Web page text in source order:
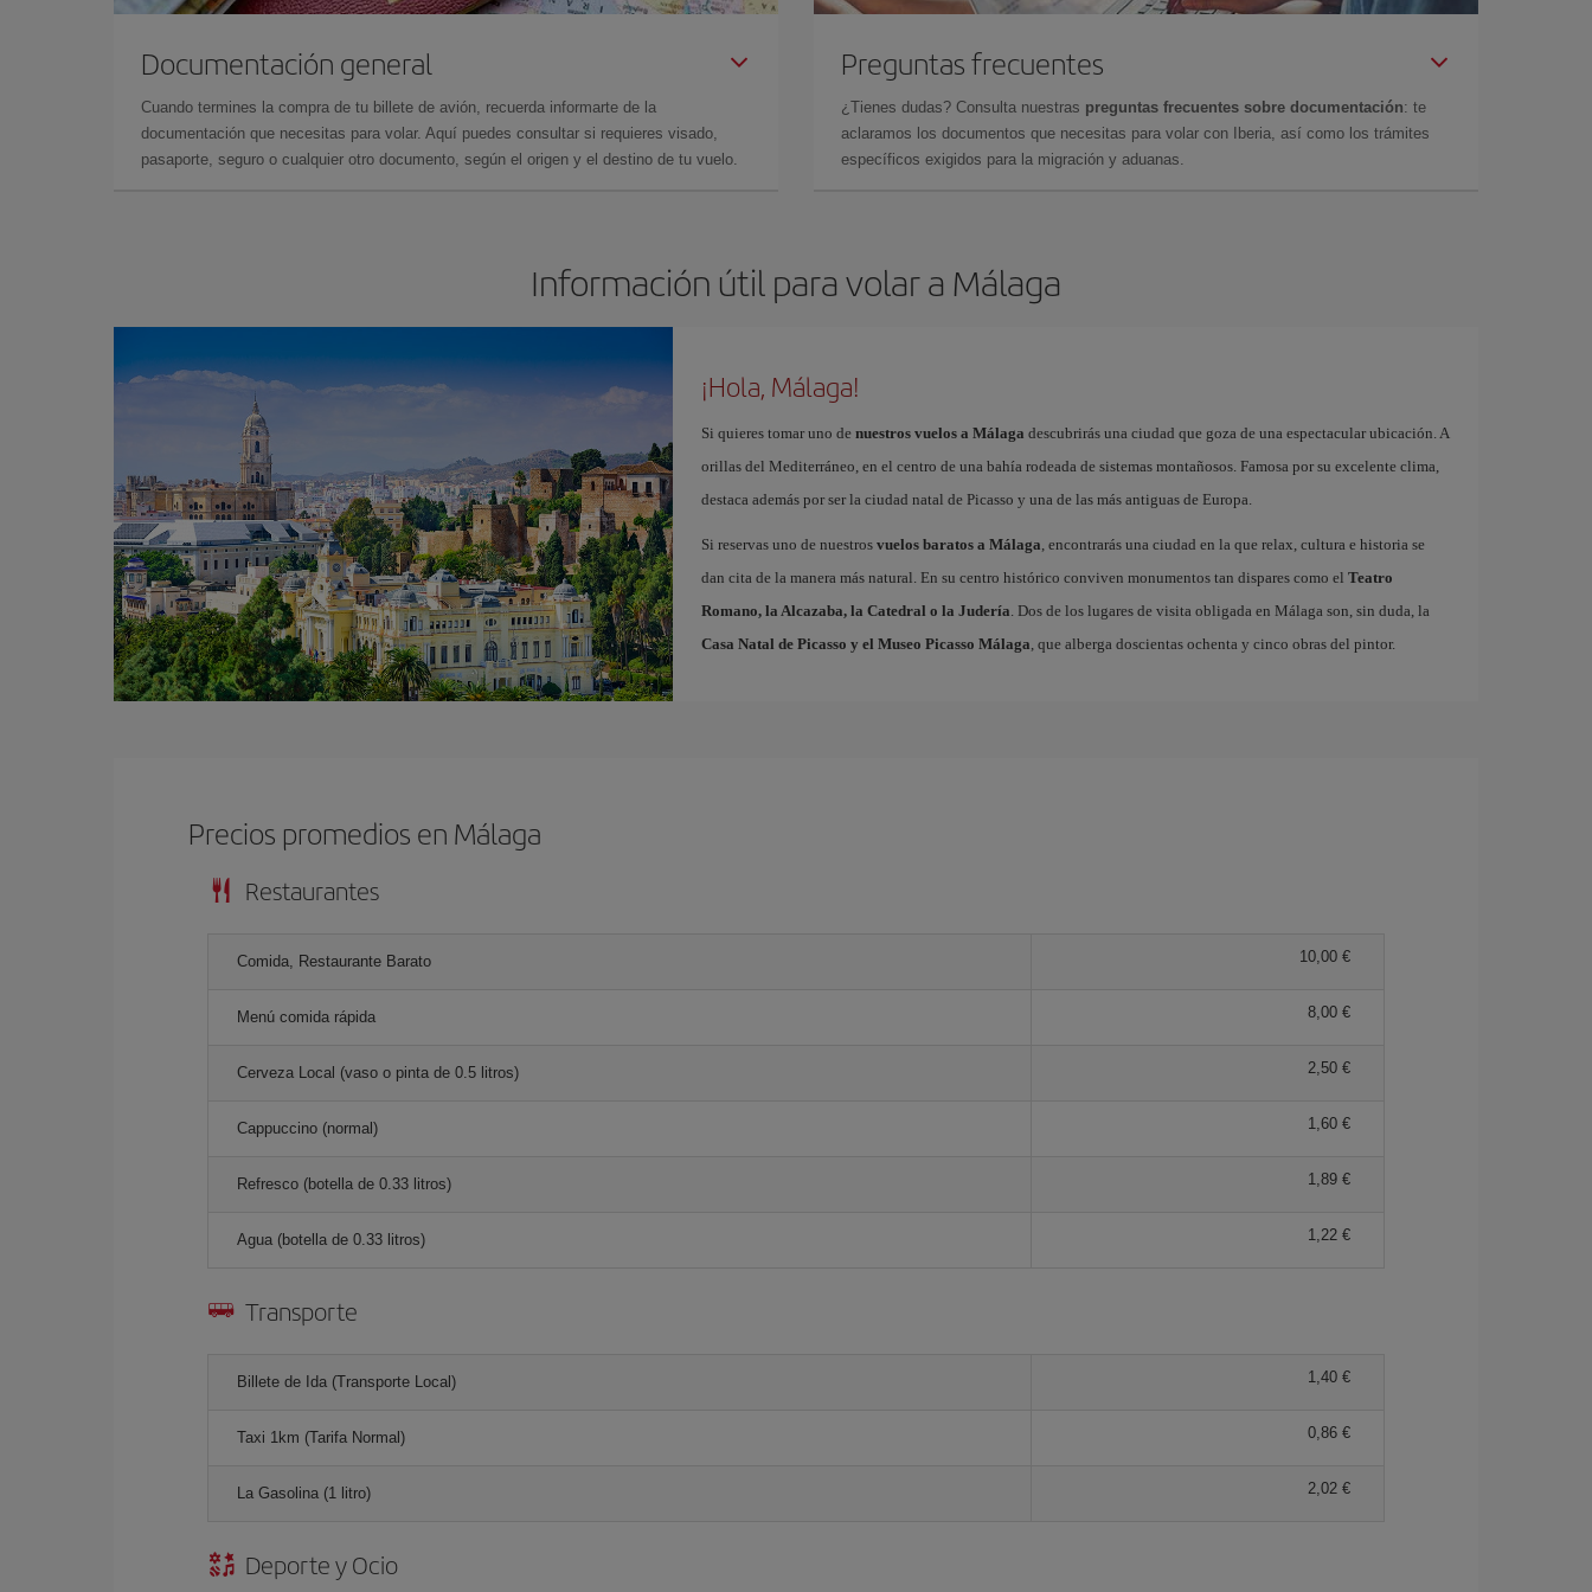
Documentación general
Cuando termines la compra de tu billete de avión, recuerda informarte de la
documentación que necesitas para volar. Aquí puedes consultar si requieres visado,
pasaporte, seguro o cualquier otro documento, según el origen y el destino de tu vuelo.
Preguntas frecuentes
¿Tienes dudas? Consulta nuestras preguntas frecuentes sobre documentación: te
aclaramos los documentos que necesitas para volar con Iberia, así como los trámites
específicos exigidos para la migración y aduanas.
Información útil para volar a Málaga
¡Hola, Málaga!
Si quieres tomar uno de nuestros vuelos a Málaga descubrirás una ciudad que goza de una espectacular ubicación. A
orillas del Mediterráneo, en el centro de una bahía rodeada de sistemas montañosos. Famosa por su excelente clima,
destaca además por ser la ciudad natal de Picasso y una de las más antiguas de Europa.
Si reservas uno de nuestros vuelos baratos a Málaga, encontrarás una ciudad en la que relax, cultura e historia se
dan cita de la manera más natural. En su centro histórico conviven monumentos tan dispares como el Teatro
Romano, la Alcazaba, la Catedral o la Judería. Dos de los lugares de visita obligada en Málaga son, sin duda, la
Casa Natal de Picasso y el Museo Picasso Málaga, que alberga doscientas ochenta y cinco obras del pintor.
Precios promedios en Málaga
Restaurantes
Comida, Restaurante Barato 10,00 €
Menú comida rápida 8,00 €
Cerveza Local (vaso o pinta de 0.5 litros) 2,50 €
Cappuccino (normal) 1,60 €
Refresco (botella de 0.33 litros) 1,89 €
Agua (botella de 0.33 litros) 1,22 €
Transporte
Billete de Ida (Transporte Local) 1,40 €
Taxi 1km (Tarifa Normal) 0,86 €
La Gasolina (1 litro) 2,02 €
Deporte y Ocio